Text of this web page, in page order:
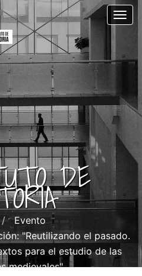
DE
Evento
"Reutilizando el pasado.
para el estudio de las
medievales"